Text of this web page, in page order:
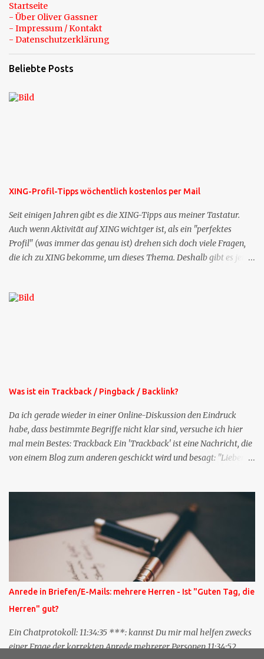
Startseite
- Über Oliver Gassner
- Impressum / Kontakt
- Datenschutzerklärung
Beliebte Posts
XING-Profil-Tipps wöchentlich kostenlos per Mail
Seit einigen Jahren gibt es die XING-Tipps aus meiner Tastatur.
Auch wenn Aktivität auf XING wichtger ist, als ein "perfektes
Profil" (was immer das genau ist) drehen sich doch viele Fragen,
die ich zu XING bekomme, um dieses Thema. Deshalb gibt es jetzt
bekommen Sie kostenlos eine weitere Folge. Die Startsequenz ist 16
Was ist ein Trackback / Pingback / Backlink?
Da ich gerade wieder in einer Online-Diskussion den Eindruck
habe, dass bestimmte Begriffe nicht klar sind, versuche ich hier
mal mein Bestes: Trackback Ein 'Trackback' ist eine Nachricht, die
von einem Blog zum anderen geschickt wird und besagt: "Lieber
was ich zu deinem Inhalt zu sagen hatte." Diese
Nachrichtenfunktion wird 'angestoßen' in dem 'mein' Blog an die
'TrackbackURL' des Anderen einen 'Ping' schickt, d.h. ein paar
Parameter übergibt (URL meines Eintrags, Kurzzitat meines
Beitrags). Praktisch muss man nichts Anderes tun, als die
TrackbackURL beim Schreiben meines Beitrags in ein bestimmtes
Feld in meinem 'Blog-Redaktionssystem' einzufügen. Trackbacks
und TrackbackURLs sind heute recht selten. Das Trackback-
Verfahren wurde wei...
Anrede in Briefen/E-Mails: mehrere Herren - Ist "Guten Tag, die
Herren" gut?
Ein Chatprotokoll: 11:34:35 ***: kannst Du mir mal helfen zwecks
einer Frage der korrekten Anrede mehrerer Personen 11:34:52